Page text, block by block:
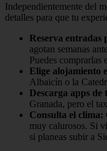
Independientemente del
detalles para que tu
Reserva entradas
agotan semanas
Puedes comprarlas
Elige alojamiento
Albaicín o la
Descarga apps de
Granada, pero el
Consulta el clima:
muy calurosos. Si
si planeas subir a